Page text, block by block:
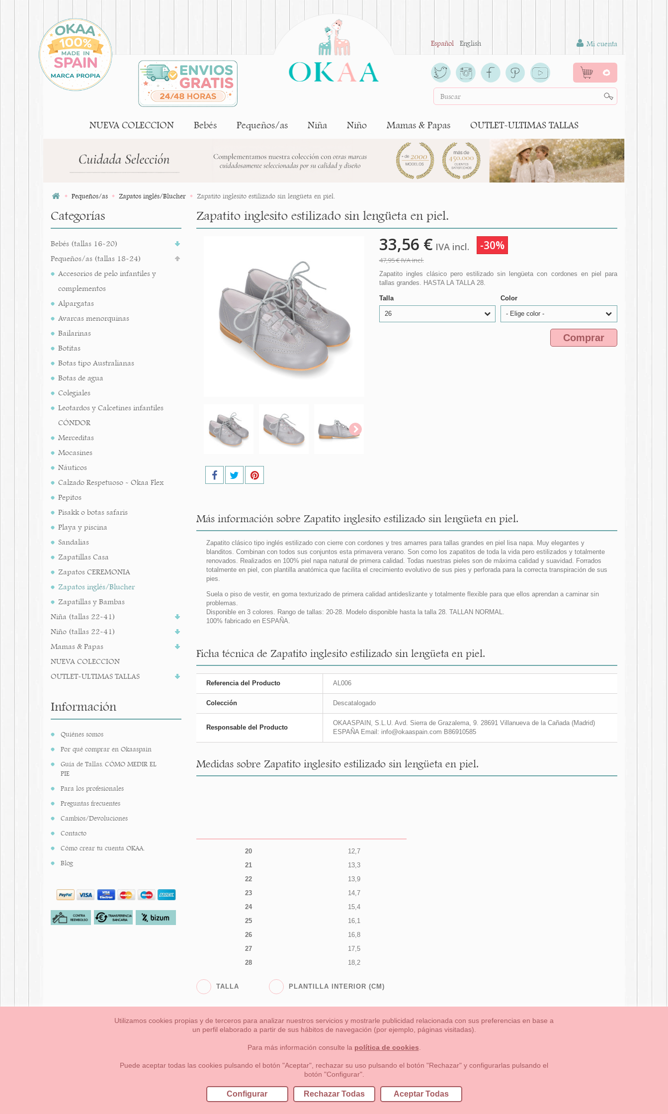
Español English Mi cuenta
0
NUEVA COLECCION Bebés Pequeños/as Niña Niño Mamas & Papas OUTLET-ULTIMAS TALLAS
Pequeños/as Zapatos inglés/Blucher Zapatito inglesito estilizado sin lengüeta en piel.
Categorías
Bebés (tallas 16-20)
Pequeños/as (tallas 18-24)
Accesorios de pelo infantiles y
complementos
Alpargatas
Avarcas menorquinas
Bailarinas
Botitas
Botas tipo Australianas
Botas de agua
Colegiales
Leotardos y Calcetines infantiles
CÓNDOR
Merceditas
Mocasines
Náuticos
Calzado Respetuoso - Okaa Flex
Pepitos
Pisakk o botas safaris
Playa y piscina
Sandalias
Zapatillas Casa
Zapatos CEREMONIA
Zapatos inglés/Blucher
Zapatillas y Bambas
Niña (tallas 22-41)
Niño (tallas 22-41)
Mamas & Papas
NUEVA COLECCION
OUTLET-ULTIMAS TALLAS
Información
Quiénes somos
Por qué comprar en Okaaspain
Guía de Tallas. CÓMO MEDIR EL
PIE
Para los profesionales
Preguntas frecuentes
Cambios/Devoluciones
Contacto
Cómo crear tu cuenta OKAA.
Blog
Zapatito inglesito estilizado sin lengüeta en piel.
33,56 € IVA incl. -30%
47,95 €IVA incl.
Zapatito ingles clásico pero estilizado sin lengüeta con cordones en piel para
tallas grandes. HASTA LA TALLA 28.
Talla
26
Color
- Elige color -
Comprar
Más información sobre Zapatito inglesito estilizado sin lengüeta en piel.
Zapatito clásico tipo inglés estilizado con cierre con cordones y tres amarres para tallas grandes en piel lisa napa. Muy elegantes y
blanditos. Combinan con todos sus conjuntos esta primavera verano. Son como los zapatitos de toda la vida pero estilizados y totalmente
renovados. Realizados en 100% piel napa natural de primera calidad. Todas nuestras pieles son de máxima calidad y suavidad. Forrados
totalmente en piel, con plantilla anatómica que facilita el crecimiento evolutivo de sus pies y perforada para la correcta transpiración de sus
pies.
Suela o piso de vestir, en goma texturizado de primera calidad antideslizante y totalmente flexible para que ellos aprendan a caminar sin
problemas.
Disponible en 3 colores. Rango de tallas: 20-28. Modelo disponible hasta la talla 28. TALLAN NORMAL.
100% fabricado en ESPAÑA.
Ficha técnica de Zapatito inglesito estilizado sin lengüeta en piel.
Referencia del Producto AL006
Colección Descatalogado
Responsable del Producto
OKAASPAIN, S.L.U. Avd. Sierra de Grazalema, 9. 28691 Villanueva de la Cañada (Madrid)
ESPAÑA Email: info@okaaspain.com B86910585
Medidas sobre Zapatito inglesito estilizado sin lengüeta en piel.
20
12,7
21
13,3
22
13,9
23
14,7
24
15,4
25
16,1
26
16,8
27
17,5
28
18,2
TALLA PLANTILLA INTERIOR (CM)
Pequeños/as Niña Niño Mamas & Papas NUEVA COLECCION OUTLET-ULTIMAS TALLAS
Condiciones generales de compra, formas de pago , política de devoluciones y reembolsos Privacidad
Av. Sierra de Grazalema, nº9 28691 Villanueva de la Cañada Madrid (España)
Utilizamos cookies propias y de terceros para analizar nuestros servicios y mostrarle publicidad relacionada con sus preferencias en base a
un perfil elaborado a partir de sus hábitos de navegación (por ejemplo, páginas visitadas).
Para más información consulte la política de cookies
Puede aceptar todas las cookies pulsando el botón "Aceptar", rechazar su uso pulsando el botón "Rechazar" y configurarlas pulsando el
botón "Configurar".
Configurar Rechazar Todas Aceptar Todas